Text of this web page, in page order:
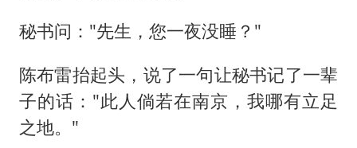
秘书问："先生，您一夜没睡？"
陈布雷抬起头，说了一句让秘书记了一辈
子的话："此人倘若在南京，我哪有立足
之地。"